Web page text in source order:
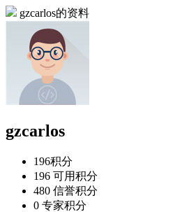
gzcarlos的资料
gzcarlos
196积分
196 可用积分
480 信誉积分
0 专家积分